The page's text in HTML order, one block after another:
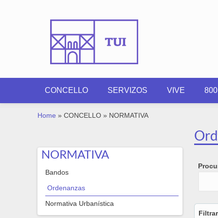
CONCELLO SERVIZOS VIVE
YOU ARE HERE
Home » CONCELLO » NORMATIVA
NORMATIVA
Bandos
Ordenanzas
Normativa Urbanística